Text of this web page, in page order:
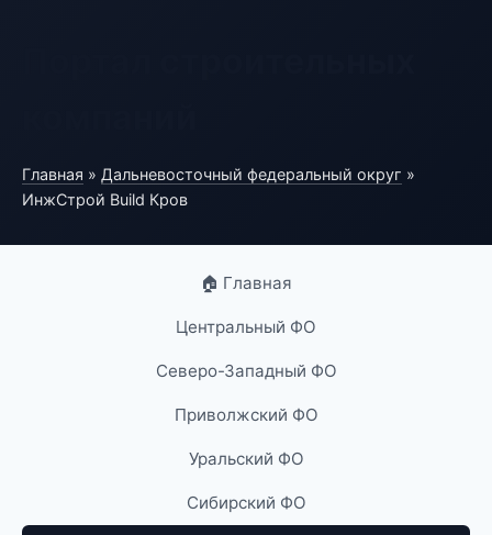
Главная » Дальневосточный федеральный округ »
ИнжСтрой Build Кров
🏠 Главная
Центральный ФО
Северо-Западный ФО
Приволжский ФО
Уральский ФО
Сибирский ФО